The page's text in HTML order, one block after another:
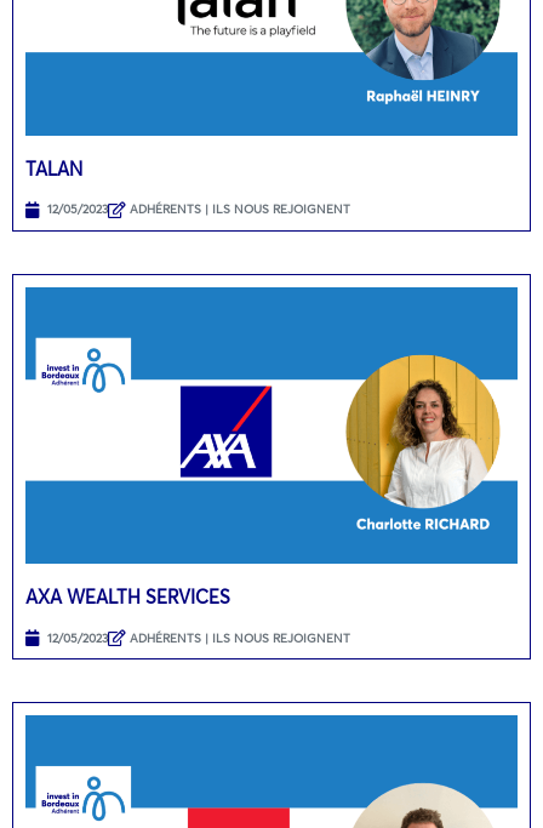
TALAN
12/05/2023 ADHÉRENTS | ILS NOUS REJOIGNENT
AXA WEALTH SERVICES
12/05/2023 ADHÉRENTS | ILS NOUS REJOIGNENT